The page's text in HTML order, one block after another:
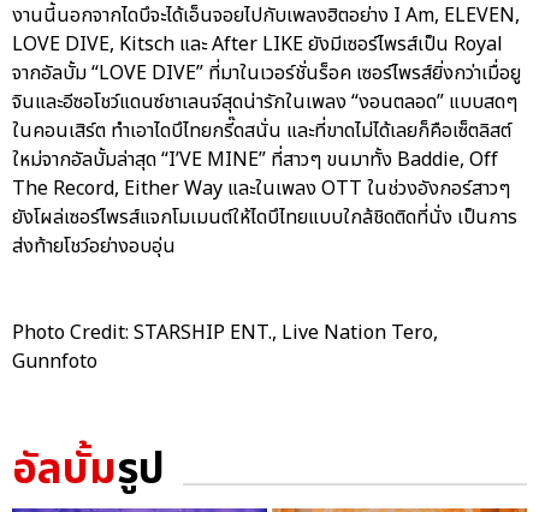
งานนี้นอกจากไดบึจะได้เอ็นจอยไปกับเพลงฮิตอย่าง I Am, ELEVEN,
LOVE DIVE, Kitsch และ After LIKE ยังมีเซอร์ไพรส์เป็น Royal
จากอัลบั้ม “LOVE DIVE” ที่มาในเวอร์ชั่นร็อค เซอร์ไพรส์ยิ่งกว่าเมื่อยู
จินและอีซอโชว์แดนซ์ชาเลนจ์สุดน่ารักในเพลง “งอนตลอด” แบบสดๆ
ในคอนเสิร์ต ทำเอาไดบึไทยกรี๊ดสนั่น และที่ขาดไม่ได้เลยก็คือเซ็ตลิสต์
ใหม่จากอัลบั้มล่าสุด “I’VE MINE” ที่สาวๆ ขนมาทั้ง Baddie, Off
The Record, Either Way และในเพลง OTT ในช่วงอังกอร์สาวๆ
ยังโผล่เซอร์ไพรส์แจกโมเมนต์ให้ไดบึไทยแบบใกล้ชิดติดที่นั่ง เป็นการ
ส่งท้ายโชว์อย่างอบอุ่น
Photo Credit: STARSHIP ENT., Live Nation Tero,
Gunnfoto
อัลบั้มรูป